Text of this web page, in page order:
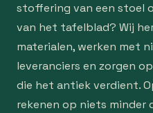
stoffering van een stoel
van het tafelblad? Wij
materialen, werken met
leveranciers en zorgen
die het antiek verdient.
rekenen op niets